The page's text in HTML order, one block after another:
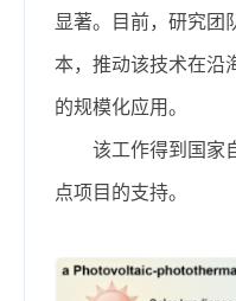
显著。目前，研究团
本，推动该技术在沿
的规模化应用。
该工作得到国家
点项目的支持。